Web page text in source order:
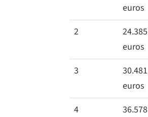
euros
2
24.385
euros
3
30.481
euros
4
36.578